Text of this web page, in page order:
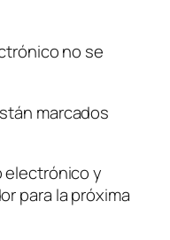
no se
marcados
electrónico y
para la próxima